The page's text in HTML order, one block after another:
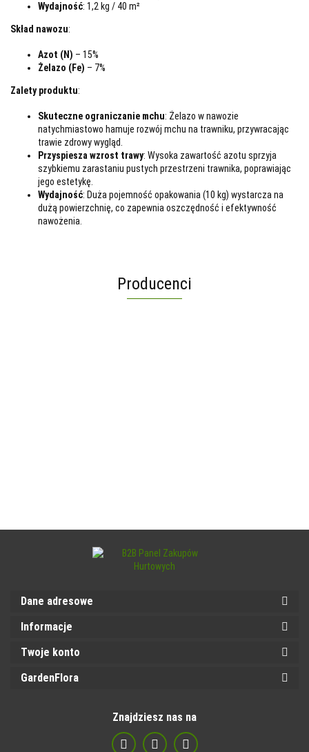
Wydajność: 1,2 kg / 40 m²
Skład nawozu:
Azot (N) – 15%
Żelazo (Fe) – 7%
Zalety produktu:
Skuteczne ograniczanie mchu: Żelazo w nawozie
natychmiastowo hamuje rozwój mchu na trawniku, przywracając
trawie zdrowy wygląd.
Przyspiesza wzrost trawy: Wysoka zawartość azotu sprzyja
szybkiemu zarastaniu pustych przestrzeni trawnika, poprawiając
jego estetykę.
Wydajność: Duża pojemność opakowania (10 kg) wystarcza na
dużą powierzchnię, co zapewnia oszczędność i efektywność
nawożenia.
Producenci
Dane adresowe
Informacje
Twoje konto
GardenFlora
Znajdziesz nas na